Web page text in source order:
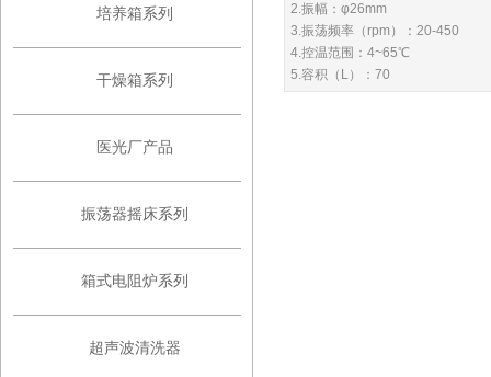
培养箱系列
干燥箱系列
医光厂产品
振荡器摇床系列
箱式电阻炉系列
超声波清洗器
2.振幅：φ26mm
3.振荡频率（rpm）：20-450
4.控温范围：4~65℃
5.容积（L）：70
联系我们